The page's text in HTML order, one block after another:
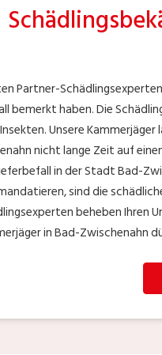
Partner-
bemerkt haben. Die
Unsere Kammerjäger
nicht lange Zeit auf
in der Stadt Bad-
sind die
beheben Ihren
in Bad-Zwischenahn